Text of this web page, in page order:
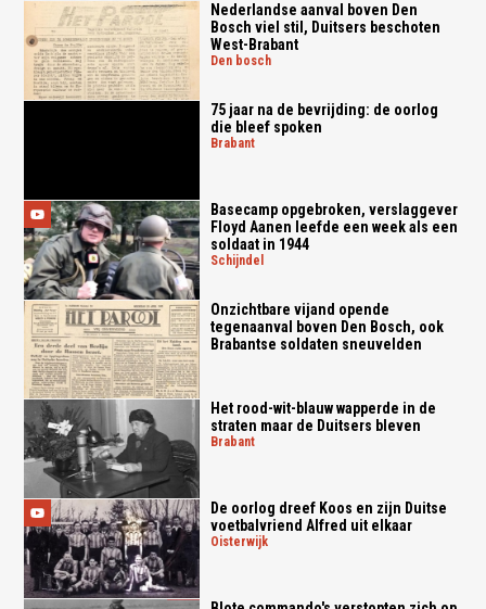
Nederlandse aanval boven Den
Bosch viel stil, Duitsers beschoten
West-Brabant
den bosch
75 jaar na de bevrijding: de oorlog
die bleef spoken
brabant
Basecamp opgebroken, verslaggever
Floyd Aanen leefde een week als een
soldaat in 1944
schijndel
Onzichtbare vijand opende
tegenaanval boven Den Bosch, ook
Brabantse soldaten sneuvelden
Het rood-wit-blauw wapperde in de
straten maar de Duitsers bleven
brabant
De oorlog dreef Koos en zijn Duitse
voetbalvriend Alfred uit elkaar
oisterwijk